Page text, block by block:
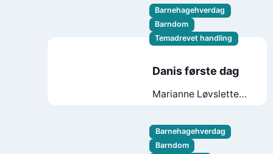
Barnehagehverdag
Barndom
Temadrevet handling
Danis første dag
Marianne Løvsletten
Barnehagehverdag
Barndom